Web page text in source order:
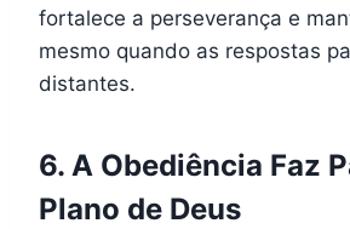
fortalece a perseverança e
mesmo quando as respostas
distantes.
6. A Obediência Faz
Plano de Deus